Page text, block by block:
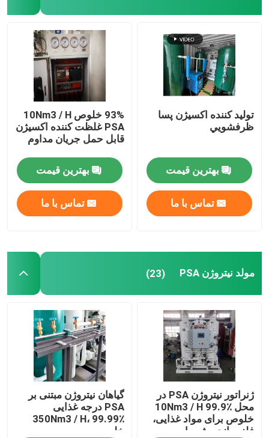
توليد كننده اکسيژن پسا
ظرفشويي
بهترین قیمت
تماس با ما
93% خلوص 10Nm3 / H
PSA غلظت کننده اکسیژن
قابل حمل جریان مداوم
بهترین قیمت
تماس با ما
مولد نیتروژن PSA (23)
ژنراتور نیتروژن PSA در
محل 10Nm3 / H 99.9٪
خلوص برای مواد غذایی،
فلز سازی، شیمیایی
گیاهان نیتروژن مبتنی بر
PSA درجه غذایی
350Nm3 / H، 99.99٪
خلوص